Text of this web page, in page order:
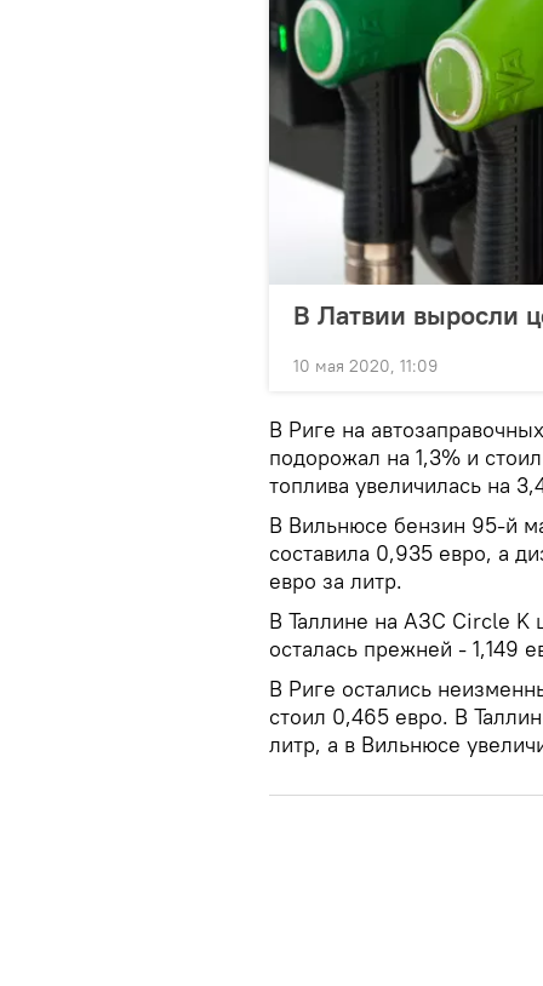
В Латвии выросли
10 мая 2020, 11:09
В Риге на
подорожал на 1,3% и
топлива увеличилась на
В Вильнюсе бензин 95-й
составила 0,935 евро, а
евро за литр.
В Таллине на АЗС Circle K
осталась прежней - 1,149
В Риге остались
стоил 0,465 евро. В
литр, а в Вильнюсе